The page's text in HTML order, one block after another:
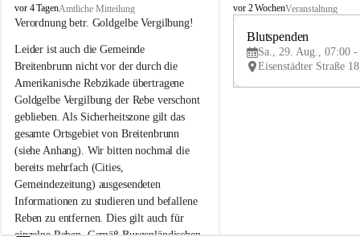
B
r
i
t
e
n
b
r
u
n
n
a
m
N
e
vor 4 TagenAmtliche Mitteilung
Verordnung betr. Goldgelbe Vergilbung!
Leider ist auch die Gemeinde
Breitenbrunn nicht vor der durch die
Amerikanische Rebzikade übertragene
Goldgelbe Vergilbung der Rebe verschont
geblieben. Als Sicherheitszone gilt das
gesamte Ortsgebiet von Breitenbrunn
(siehe Anhang). Wir bitten nochmal die
bereits mehrfach (Cities,
Gemeindezeitung) ausgesendeten
Informationen zu studieren und befallene
Reben zu entfernen. Dies gilt auch für
B
e
vor 2 WochenVeranstaltung
Blutspenden
Sa., 29. Aug., 07:00 -